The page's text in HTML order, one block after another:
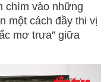
chìm vào những
một cách đầy thi vị
mơ trưa” giữa